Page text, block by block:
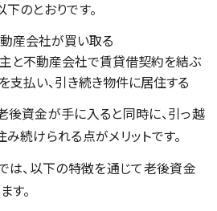
のとおりです。
産会社が買い取る
と不動産会社で賃貸借契約を結ぶ
支払い、引き続き物件に居住する
後資金が手に入ると同時に、引っ越
続けられる点がメリットです。
では、以下の特徴を通じて老後資金
す。